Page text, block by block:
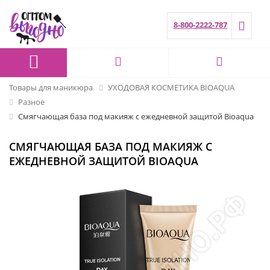
8-800-2222-787
Товары для маникюра
УХОДОВАЯ КОСМЕТИКА BIOAQUA
Разное
Смягчающая база под макияж с ежедневной защитой Bioaqua
СМЯГЧАЮЩАЯ БАЗА ПОД МАКИЯЖ С
ЕЖЕДНЕВНОЙ ЗАЩИТОЙ BIOAQUA